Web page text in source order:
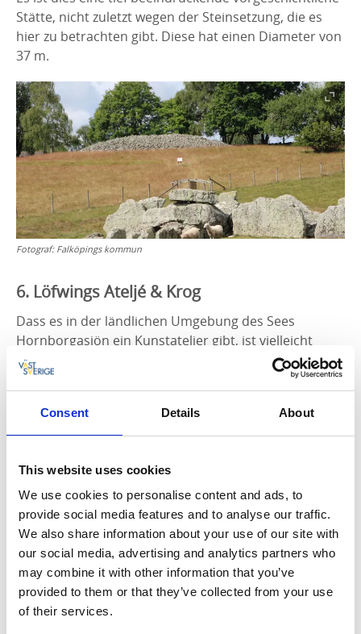
Consent Details About
This website uses cookies
We use cookies to personalise content and ads, to
provide social media features and to analyse our traffic.
We also share information about your use of our site with
our social media, advertising and analytics partners who
may combine it with other information that you’ve
provided to them or that they’ve collected from your use
of their services.
Stätte, nicht zuletzt wegen der Steinsetzung, die es
hier zu betrachten gibt. Diese hat einen Diameter von
37 m.
Fotograf: Falköpings kommun
6. Löfwings Ateljé & Krog
Dass es in der ländlichen Umgebung des Sees
Hornborgasjön ein Kunstatelier gibt, ist vielleicht
etwas überraschend. Die Liebe zum Hof Persberg war
aber für das Paar Göran und Linda Löfwing von
eine bekannte Kulturinstitution, welche jedes Jahr von
vielen besucht wird.
Gönne Dir hier eine Pause, um die hübschen Bilder
mit Naturmotiven zu betrachten, und im Café und
Restaurant Köstlichkeiten zu genießen. Hier gibt es
auch ein hundefreundliches Bed & Breakfast.
Tipp! Eine weitere gemütliche Unterkunft in der Nähe
istNästegården Bed & Breakfast.